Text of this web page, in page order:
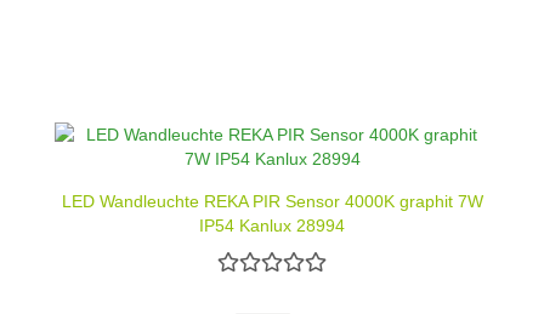
LED Wandleuchte REKA PIR Sensor 4000K graphit 7W
IP54 Kanlux 28994